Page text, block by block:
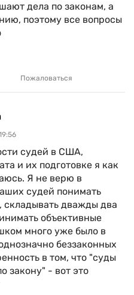
дела по законам, а
поэтому все вопросы
Пожаловаться
судей в США,
и их подготовке я как
Я не верю в
судей понимать
складывать дважды два
объективные
много уже было в
беззаконных
в том, что "суды
закону" - вот это